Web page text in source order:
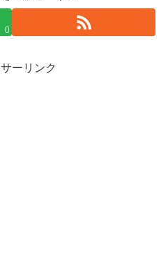
0
ーリンク